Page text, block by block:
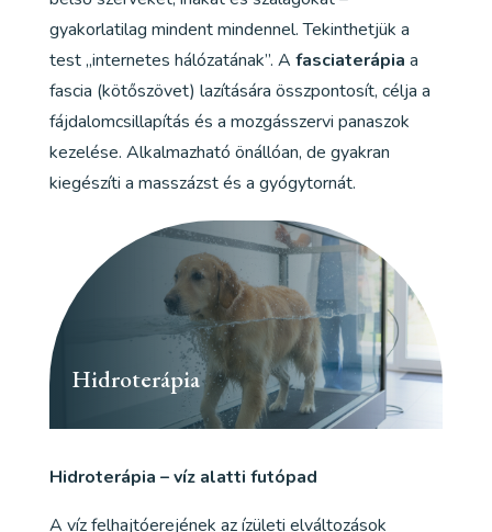
gyakorlatilag mindent mindennel. Tekinthetjük a
test „internetes hálózatának”. A fasciaterápia a
fascia (kötőszövet) lazítására összpontosít, célja a
fájdalomcsillapítás és a mozgásszervi panaszok
kezelése. Alkalmazható önállóan, de gyakran
kiegészíti a masszázst és a gyógytornát.
Hidroterápia
Hidroterápia – víz alatti futópad
A víz felhajtóerejének az ízületi elváltozások